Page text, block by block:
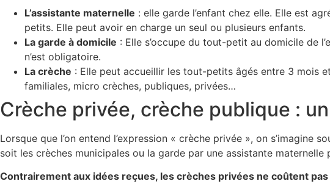
L’assistante maternelle : elle garde l’enfant chez elle. Elle est
petits. Elle peut avoir en charge un seul ou plusieurs enfants.
La garde à domicile : Elle s’occupe du tout-petit au domicile de
n’est obligatoire.
La crèche : Elle peut accueillir les tout-petits âgés entre 3 mois
familiales, micro crèches, publiques, privées…
Crèche privée, crèche publique :
Lorsque que l’on entend l’expression « crèche privée », on
soit les crèches municipales ou la garde par une assistante maternelle
Contrairement aux idées reçues, les crèches privées ne coûtent